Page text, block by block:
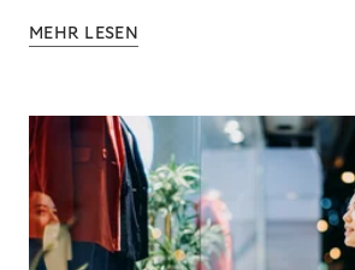
MEHR LESEN